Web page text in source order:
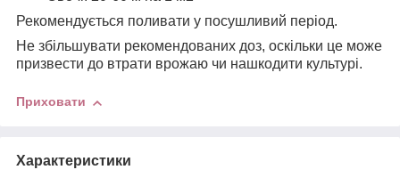
Рекомендується поливати у посушливий період.
Не збільшувати рекомендованих доз, оскільки це може
призвести до втрати врожаю чи нашкодити культурі.
Приховати
Характеристики